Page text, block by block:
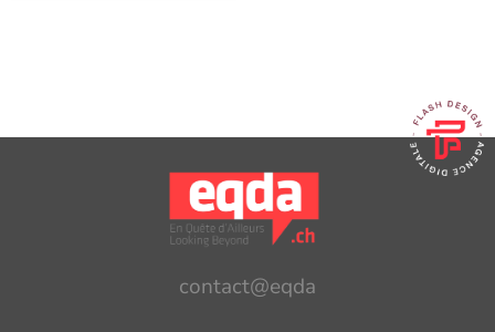
contact@eqda